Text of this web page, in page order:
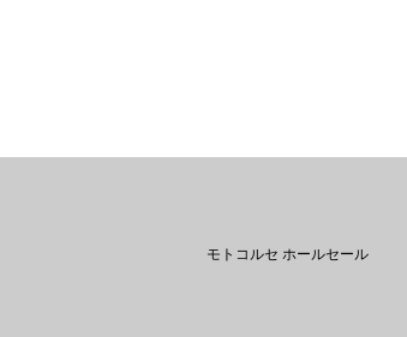
モトコルセ ホールセール